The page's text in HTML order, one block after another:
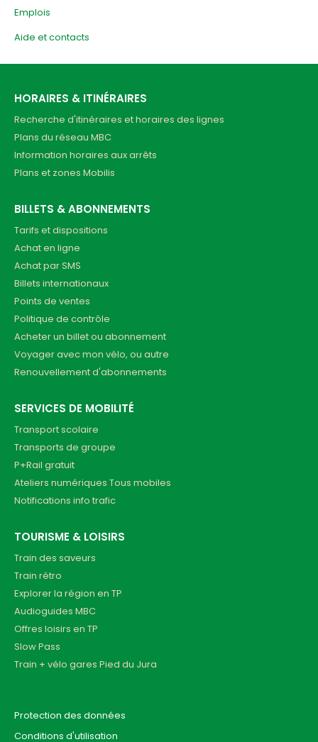
Emplois
Aide et contacts
HORAIRES & ITINÉRAIRES
Recherche d'itinéraires et horaires des lignes
Plans du réseau MBC
Information horaires aux arrêts
Plans et zones Mobilis
BILLETS & ABONNEMENTS
Tarifs et dispositions
Achat en ligne
Achat par SMS
Billets internationaux
Points de ventes
Politique de contrôle
Acheter un billet ou abonnement
Voyager avec mon vélo, ou autre
Renouvellement d'abonnements
SERVICES DE MOBILITÉ
Transport scolaire
Transports de groupe
P+Rail gratuit
Ateliers numériques Tous mobiles
Notifications info trafic
TOURISME & LOISIRS
Train des saveurs
Train rétro
Explorer la région en TP
Audioguides MBC
Offres loisirs en TP
Slow Pass
Train + vélo gares Pied du Jura
Protection des données
Conditions d'utilisation